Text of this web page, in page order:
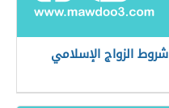
شروط الزواج الإسلامي